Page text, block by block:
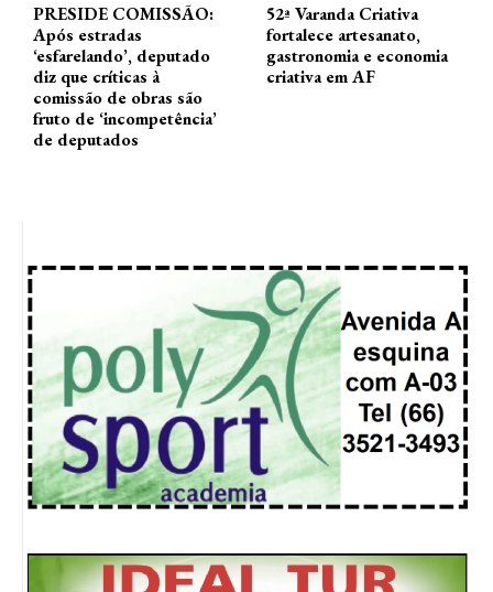
PRESIDE COMISSÃO:
Após estradas
‘esfarelando’, deputado
diz que críticas à
comissão de obras são
fruto de ‘incompetência’
de deputados
52ª Varanda Criativa
fortalece artesanato,
gastronomia e economia
criativa em AF